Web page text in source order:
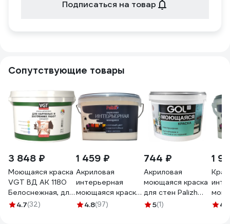
Подписаться на товар
Сопутствующие товары
3 848 ₽
Моющаяся краска
VGT ВД АК 1180
Белоснежная, для
нар/внутр работ
4.7(32)
1 459 ₽
Акриловая
интерьерная
моющаяся краска
PALIZH 301
4.8(97)
744 ₽
Акриловая
моющаяся краска
для стен Palizh
GOL ВД-АК-1180
5(1)
1
4.8